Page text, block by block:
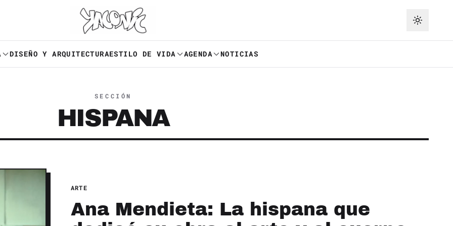
DISEÑO Y ARQUITECTURAESTILO DE VIDA AGENDA NOTICIAS
SECCIÓN
HISPANA
ARTE
Ana Mendieta: La hispana que